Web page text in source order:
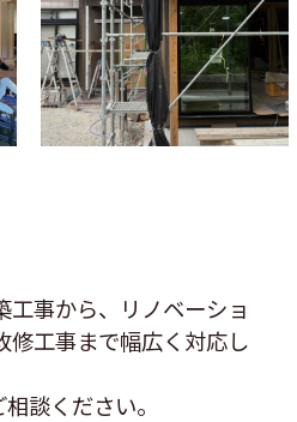
事から、リノベーショ
修工事まで幅広く対応し
談ください。